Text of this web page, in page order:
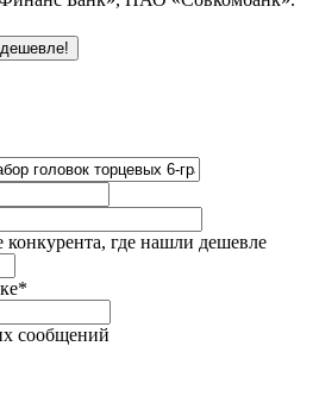
конкурента, где нашли дешевле
*
сообщений